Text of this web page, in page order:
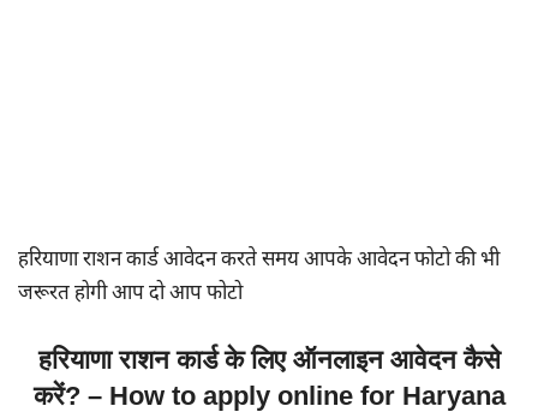
हरियाणा राशन कार्ड आवेदन करते समय आपके आवेदन फोटो की भी
जरूरत होगी आप दो आप फोटो
हरियाणा राशन कार्ड के लिए ऑनलाइन आवेदन कैसे
करें? – How to apply online for Haryana